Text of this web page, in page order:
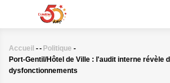
principal
Fil
d'Ariane
Accueil -- Politique -
Port-Gentil/Hôtel de Ville : l'audit interne révèle
dysfonctionnements